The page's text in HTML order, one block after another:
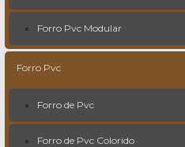
Forro Pvc Modular
Forro Pvc
Forro de Pvc
Forro de Pvc Colorido